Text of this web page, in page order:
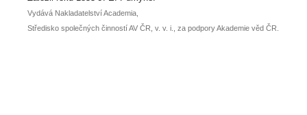
Vydává Nakladatelství Academia,
Středisko společných činností AV ČR, v. v. i., za podpory Akademie věd ČR.